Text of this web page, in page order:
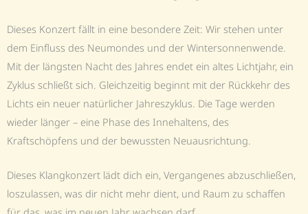
Dieses Konzert fällt in eine besondere Zeit: Wir stehen unter
dem Einfluss des Neumondes und der Wintersonnenwende.
Mit der längsten Nacht des Jahres endet ein altes Lichtjahr, ein
Zyklus schließt sich. Gleichzeitig beginnt mit der Rückkehr des
Lichts ein neuer natürlicher Jahreszyklus. Die Tage werden
wieder länger – eine Phase des Innehaltens, des
Kraftschöpfens und der bewussten Neuausrichtung.
Dieses Klangkonzert lädt dich ein, Vergangenes abzuschließen,
loszulassen, was dir nicht mehr dient, und Raum zu schaffen